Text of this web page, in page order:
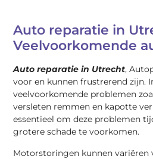
Auto reparatie in
Veelvoorkomende
Auto reparatie in Utrecht,
voor en kunnen frustrerend zijn.
veelvoorkomende problemen
versleten remmen en kapotte
essentieel om deze problemen
grotere schade te voorkomen.
Motorstoringen kunnen variëren